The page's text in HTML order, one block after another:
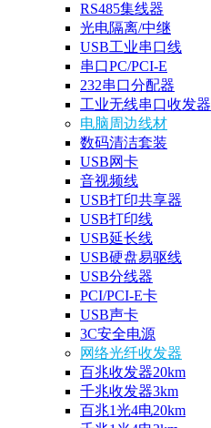
RS485集线器
光电隔离/中继
USB工业串口线
串口PC/PCI-E
232串口分配器
工业无线串口收发器
电脑周边线材
数码清洁套装
USB网卡
音视频线
USB打印共享器
USB打印线
USB延长线
USB硬盘易驱线
USB分线器
PCI/PCI-E卡
USB声卡
3C安全电源
网络光纤收发器
百兆收发器20km
千兆收发器3km
百兆1光4电20km